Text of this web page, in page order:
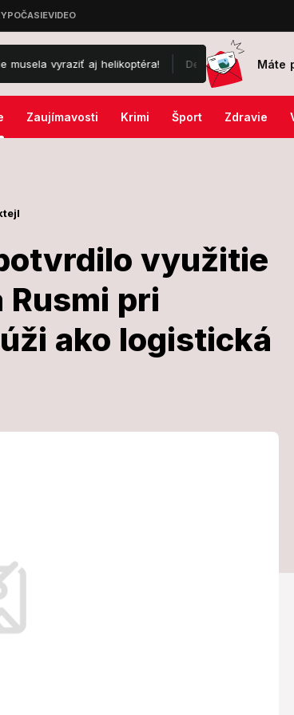
aj helikoptéra! Desivá noc na oboch stranách:
Máte
Zaujímavosti Krimi Šport Zdravie
využitie
Rusmi pri
ako logistická
potvrdilo
Tunel